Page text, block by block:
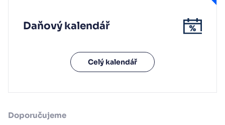
Daňový kalendář
Celý kalendář
Doporučujeme